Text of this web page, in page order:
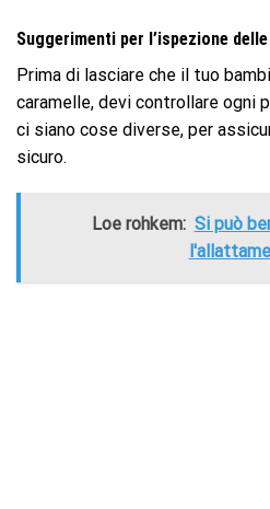
Suggerimenti per l’ispezione
Prima di lasciare che il tuo
caramelle, devi controllare ogni
ci siano cose diverse, per
sicuro.
Loe rohkem: Si può